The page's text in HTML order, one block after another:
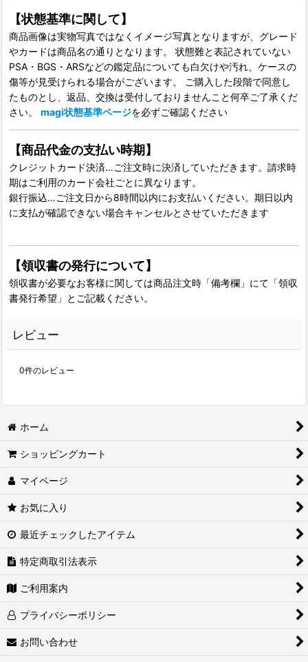
【状態基準に関して】
商品画像は実物写真ではなくイメージ写真となりますが、グレード
やカードは商品名の通りとなります。 状態難と表記されていない
PSA・BGS・ARSなどの鑑定品についても白欠けや汚れ、ケースの
傷等が見受けられる場合がございます。 ご購入した段階で同意し
たものとし、返品、交換は受付しておりませんこと何卒ご了承くだ
さい。 magi状態基準ページを必ずご確認ください
【商品代金の支払い時期】
クレジットカード決済…ご注文時に決済していただきます。請求時
期はご利用のカード会社ごとに異なります。
銀行振込…ご注文日から8時間以内にお支払いください。期日以内
に支払が確認できない場合キャンセルとさせていただきます
【領収書の発行について】
領収書が必要なお客様に関しては商品注文時「備考欄」にて「領収
書発行希望」とご記載ください。
レビュー
0件のレビュー
ホーム
ショッピングカート
マイページ
お気に入り
最近チェックしたアイテム
特定商取引法表示
ご利用案内
プライバシーポリシー
お問い合わせ